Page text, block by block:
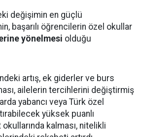
değişimin en güçlü
başarılı öğrencilerin özel okullar
yönelmesi olduğu
artış, ek giderler ve burs
ailelerin tercihlerini değiştirmiş
yabancı veya Türk özel
yüksek puanlı
kalması, nitelikli